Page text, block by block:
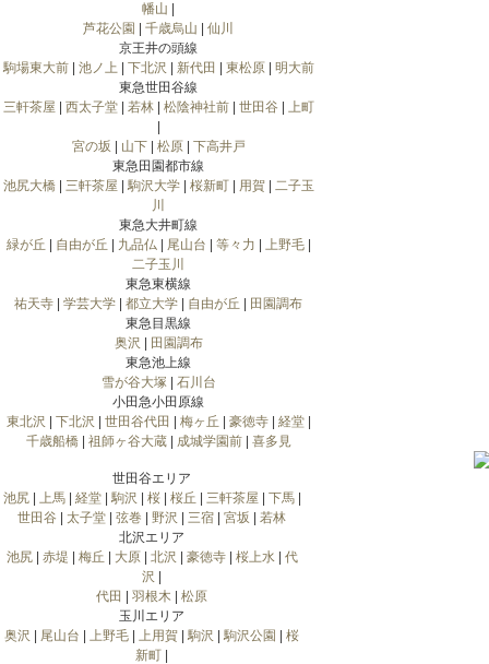
幡山
芦花公園
千歳烏山
仙川
京王井の頭線
駒場東大前| 池ノ上 下北沢 新代田 東松原| 明大前
東急世田谷線
三軒茶屋
西太子堂| 若林| 松陰神社前| 世田谷
上町
宮の坂
山下| 松原| 下高井戸
東急田園都市線
池尻大橋| 三軒茶屋 駒沢大学| 桜新町| 用賀| 二子玉
川
東急大井町線
緑が丘
自由が丘 九品仏| 尾山台 等々力 上野毛|
二子玉川
東急東横線
祐天寺
学芸大学 都立大学 自由が丘
田園調布
東急目黒線
奥沢
田園調布
東急池上線
雪が谷大塚| 石川台
小田急小田原線
東北沢
下北沢 世田谷代田 梅ヶ丘 豪徳寺| 経堂|
千歳船橋| 祖師ヶ谷大蔵| 成城学園前| 喜多見
世田谷エリア
池尻| 上馬| 経堂| 駒沢 桜| 桜丘 三軒茶屋 下馬|
世田谷
太子堂 弦巻 野沢 三宿 宮坂
若林
北沢エリア
池尻| 赤堤 梅丘 大原| 北沢 豪徳寺| 桜上水| 代
沢
代田
羽根木
松原
玉川エリア
奥沢
尾山台 上野毛 上用賀 駒沢 駒沢公園
桜
新町